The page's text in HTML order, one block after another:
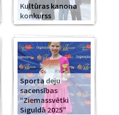
Kultūras kanona
konkurss
Sporta deju
sacensības
“Ziemassvētki
Siguldā 2025”